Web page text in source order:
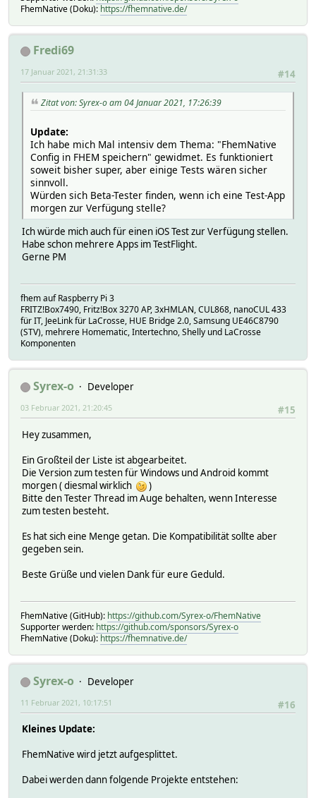
FhemNative (Doku): https://fhemnative.de/
Fredi69
#14
17 Januar 2021, 21:31:33
Zitat von: Syrex-o am 04 Januar 2021, 17:26:39
Update:
Ich habe mich Mal intensiv dem Thema: "FhemNative
Config in FHEM speichern" gewidmet. Es funktioniert
soweit bisher super, aber einige Tests wären sicher
sinnvoll.
Würden sich Beta-Tester finden, wenn ich eine Test-App
morgen zur Verfügung stelle?
Ich würde mich auch für einen iOS Test zur Verfügung stellen.
Habe schon mehrere Apps im TestFlight.
Gerne PM
fhem auf Raspberry Pi 3
FRITZ!Box7490, Fritz!Box 3270 AP, 3xHMLAN, CUL868, nanoCUL 433
für IT, JeeLink für LaCrosse, HUE Bridge 2.0, Samsung UE46C8790
(STV), mehrere Homematic, Intertechno, Shelly und LaCrosse
Komponenten
Syrex-o
Developer
#15
03 Februar 2021, 21:20:45
Hey zusammen,
Ein Großteil der Liste ist abgearbeitet.
Die Version zum testen für Windows und Android kommt
morgen ( diesmal wirklich
)
Bitte den Tester Thread im Auge behalten, wenn Interesse
zum testen besteht.
Es hat sich eine Menge getan. Die Kompatibilität sollte aber
gegeben sein.
Beste Grüße und vielen Dank für eure Geduld.
FhemNative (GitHub): https://github.com/Syrex-o/FhemNative
Supporter werden: https://github.com/sponsors/Syrex-o
FhemNative (Doku): https://fhemnative.de/
Syrex-o
Developer
#16
11 Februar 2021, 10:17:51
Kleines Update:
FhemNative wird jetzt aufgesplittet.
Dabei werden dann folgende Projekte entstehen: